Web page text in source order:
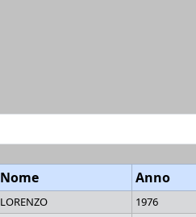
Nome Anno
LORENZO 1976